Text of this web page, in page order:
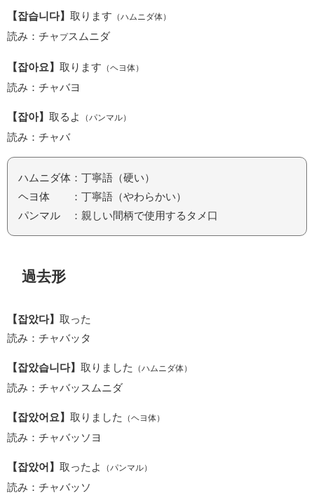
【잡습니다】 取ります （ハムニダ体）
読み：チャ プスムニダ
【잡아요】 取ります （ヘヨ体）
読み：チャバヨ
【잡아】 取るよ （パンマル）
読み：チャバ
ハムニダ体：丁寧語（硬い）
ヘヨ体 ：丁寧語（やわらかい）
パンマル ：親しい間柄で使用するタメ口
過去形
【잡았다】 取った
読み：チャバッタ
【잡았습니다】 取りました （ハムニダ体）
読み：チャバッスムニダ
【잡았어요】 取りました （ヘヨ体）
読み：チャバッソヨ
【잡았어】 取ったよ （パンマル）
読み：チャバッソ